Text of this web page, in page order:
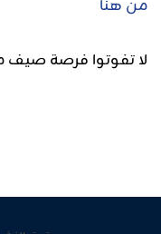
من هنا
لا تفوتوا فرصة صيف